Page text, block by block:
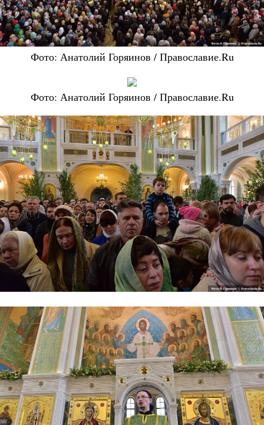
Фото: Анатолий Горяинов / Православие.Ru
Фото: Анатолий Горяинов / Православие.Ru